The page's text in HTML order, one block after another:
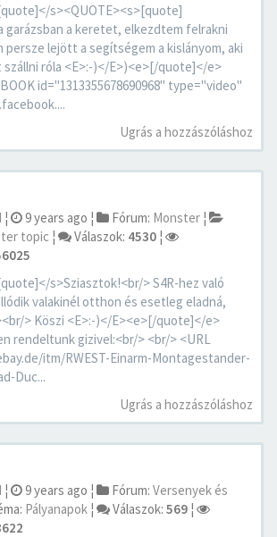
s><QUOTE><s>[quote]
garázsban a keretet, elkezdtem felrakni
persze lejött a segítségem a kislányom, aki
róla <E>:-)</E>)<e>[/quote]</e>
id="1313355678690968" type="video"
Ugrás a hozzászóláshoz
¦ 9 years ago ¦ Fórum: Monster ¦
topic ¦ Válaszok: 4530 ¦
s>Sziasztok!<br/> S4R-hez való
valakinél otthon és esetleg eladná,
> Köszi <E>:-)</E><e>[/quote]</e>
rendeltunk gizivel:<br/> <br/> <URL
itm/RWEST-Einarm-Montagestander-
Duc...
Ugrás a hozzászóláshoz
¦ 9 years ago ¦ Fórum: Versenyek és
Pályanapok ¦ Válaszok: 569 ¦